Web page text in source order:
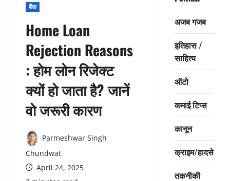
बैंक
Home Loan
Rejection Reasons
: होम लोन रिजेक्ट
क्यों हो जाता है? जानें
वो जरूरी कारण
Parmeshwar Singh
Chundwat
April 24, 2025
अजब गजब
इतिहास /
साहित्य
ऑटो
कमाई टिप्स
कानून
क्राइम/हादसे
तकनीकी